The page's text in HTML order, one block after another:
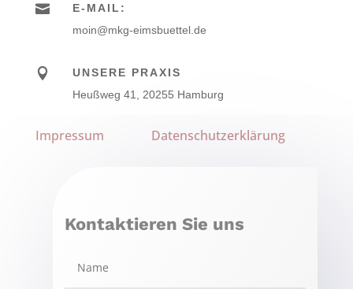

E-MAIL:
moin@mkg-eimsbuettel.de

UNSERE PRAXIS
Heußweg 41, 20255 Hamburg
Impressum Datenschutzerklärung
Kontaktieren Sie uns